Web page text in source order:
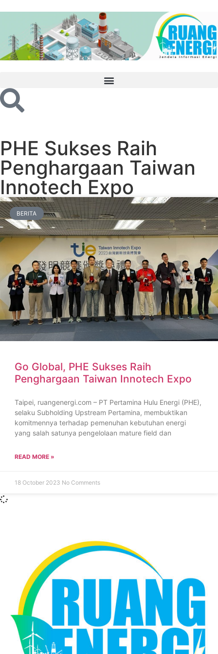
PHE Sukses Raih
Penghargaan Taiwan
Innotech Expo
BERITA
Go Global, PHE Sukses Raih
Penghargaan Taiwan Innotech Expo
Taipei, ruangenergi.com – PT Pertamina Hulu Energi (PHE),
selaku Subholding Upstream Pertamina, membuktikan
komitmennya terhadap pemenuhan kebutuhan energi
yang salah satunya pengelolaan mature field dan
READ MORE »
18 October 2023 No Comments